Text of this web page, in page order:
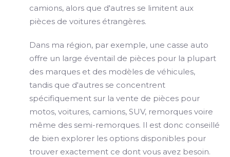
camions, alors que d'autres se limitent aux
pièces de voitures étrangères.
Dans ma région, par exemple, une casse auto
offre un large éventail de pièces pour la plupart
des marques et des modèles de véhicules,
tandis que d'autres se concentrent
spécifiquement sur la vente de pièces pour
motos, voitures, camions, SUV, remorques voire
même des semi-remorques. Il est donc conseillé
de bien explorer les options disponibles pour
trouver exactement ce dont vous avez besoin.